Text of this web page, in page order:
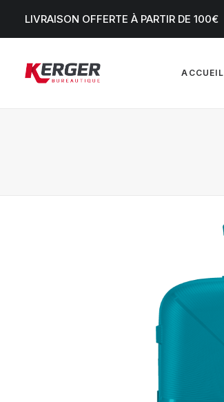
LIVRAISON OFFERTE À PARTIR DE 100€
ACCUEIL